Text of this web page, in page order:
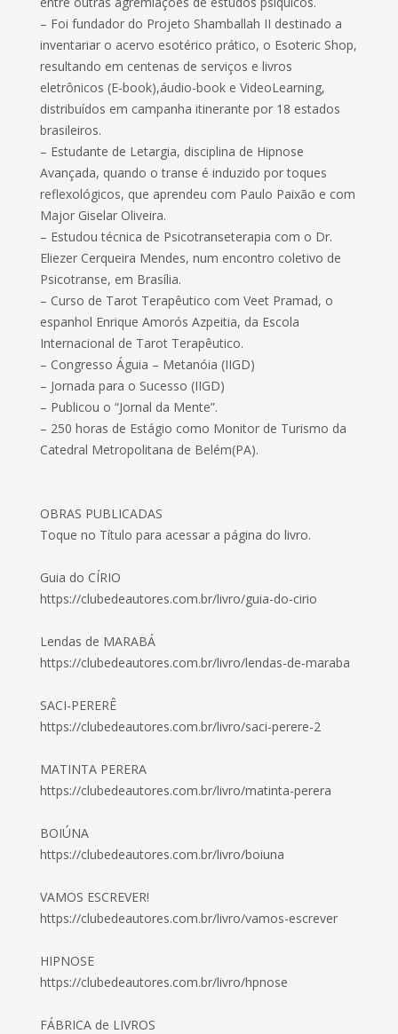
– Foi fundador do Projeto Shamballah II destinado a
inventariar o acervo esotérico prático, o Esoteric Shop,
resultando em centenas de serviços e livros
eletrônicos (E-book),áudio-book e VideoLearning,
distribuídos em campanha itinerante por 18 estados
brasileiros.
– Estudante de Letargia, disciplina de Hipnose
Avançada, quando o transe é induzido por toques
reflexológicos, que aprendeu com Paulo Paixão e com
Major Giselar Oliveira.
– Estudou técnica de Psicotranseterapia com o Dr.
Eliezer Cerqueira Mendes, num encontro coletivo de
Psicotranse, em Brasília.
– Curso de Tarot Terapêutico com Veet Pramad, o
espanhol Enrique Amorós Azpeitia, da Escola
Internacional de Tarot Terapêutico.
– Congresso Águia – Metanóia (IIGD)
– Jornada para o Sucesso (IIGD)
– Publicou o “Jornal da Mente”.
– 250 horas de Estágio como Monitor de Turismo da
Catedral Metropolitana de Belém(PA).
OBRAS PUBLICADAS
Toque no Título para acessar a página do livro.
Guia do CÍRIO
https://clubedeautores.com.br/livro/guia-do-cirio
Lendas de MARABÁ
https://clubedeautores.com.br/livro/lendas-de-maraba
SACI-PERERÊ
https://clubedeautores.com.br/livro/saci-perere-2
MATINTA PERERA
https://clubedeautores.com.br/livro/matinta-perera
BOIÚNA
https://clubedeautores.com.br/livro/boiuna
VAMOS ESCREVER!
https://clubedeautores.com.br/livro/vamos-escrever
HIPNOSE
https://clubedeautores.com.br/livro/hpnose
FÁBRICA de LIVROS